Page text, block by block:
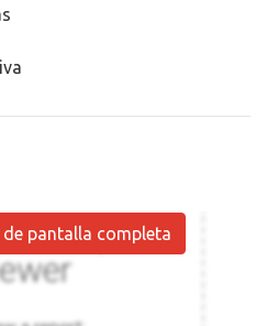
pantalla completa